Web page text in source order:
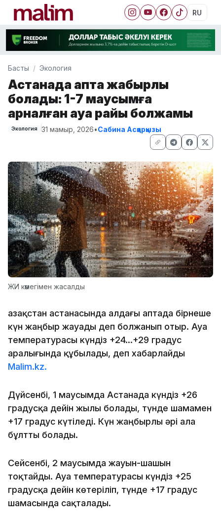
RU
Басты Экология
Астанада апта жаңбырлы
болады: 1-7 маусымға
арналған ауа райы болжамы
Экология 31 мамыр, 2026•Сабина Асқарқызы
ЖИ көмегімен жасалды
Қазақстан астанасында алдағы аптада бірнеше
күн жаңбыр жауады деп болжанып отыр. Ауа
температурасы күндіз +24...+29 градус
аралығында құбылады, деп хабарлайды
Malim.kz.
Дүйсенбі, 1 маусымда Астанада күндіз +26
градусқа дейін жылы болады, түнде шамамен
+17 градус күтіледі. Күн жаңбырлы әрі ала
бұлтты болады.
Сейсенбі, 2 маусымда жауын-шашын
тоқтайды. Ауа температурасы күндіз +25
градусқа дейін көтеріліп, түнде +17 градус
шамасында сақталады.